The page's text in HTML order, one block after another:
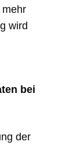
wird
bei
der